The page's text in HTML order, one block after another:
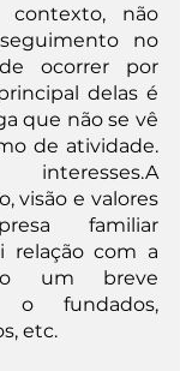
contexto, não
no
ocorrer por
delas é
que não se vê
de atividade.
visão e valores
familiar
relação com a
um breve
o fundados,
etc.